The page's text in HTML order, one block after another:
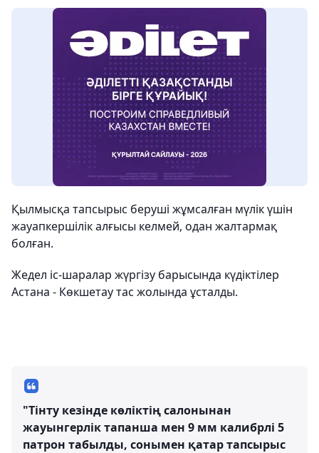
Қылмысқа тапсырыс беруші жұмсалған мүлік үшін
жауапкершілік алғысы келмей, одан жалтармақ
болған.
Жедел іс-шаралар жүргізу барысында күдіктілер
Астана - Көкшетау тас жолында ұсталды.
"Тінту кезінде көліктің салонынан
жауынгерлік тапанша мен 9 мм калибрлі 5
патрон табылды, сонымен қатар тапсырыс